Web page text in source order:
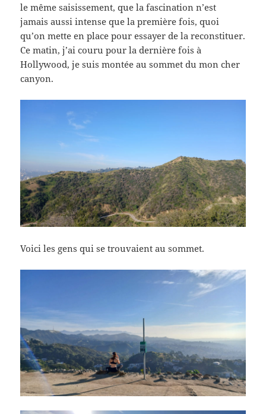
le même saisissement, que la fascination n’est
jamais aussi intense que la première fois, quoi
qu’on mette en place pour essayer de la reconstituer.
Ce matin, j’ai couru pour la dernière fois à
Hollywood, je suis montée au sommet du mon cher
canyon.
Voici les gens qui se trouvaient au sommet.